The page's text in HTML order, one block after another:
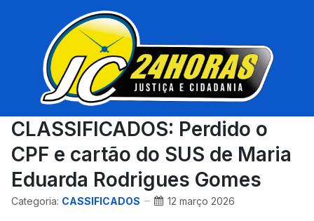
CLASSIFICADOS: Perdido o
CPF e cartão do SUS de Maria
Eduarda Rodrigues Gomes
Categoria: CASSIFICADOS 12 março 2026